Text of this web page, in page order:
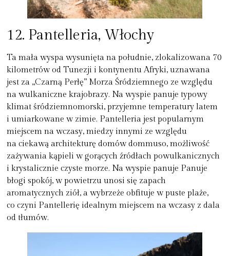
12. Pantelleria, Włochy
Ta mała wyspa wysunięta na południe, zlokalizowana 70
kilometrów od Tunezji i kontynentu Afryki, uznawana
jest za „Czarną Perłę” Morza Śródziemnego ze względu
na wulkaniczne krajobrazy. Na wyspie panuje typowy
klimat śródziemnomorski, przyjemne temperatury latem
i umiarkowane w zimie. Pantelleria jest popularnym
miejscem na wczasy, miedzy innymi ze względu
na ciekawą architekturę domów dommuso, możliwość
zażywania kąpieli w gorących źródłach powulkanicznych
i krystalicznie czyste morze. Na wyspie panuje Panuje
błogi spokój, w powietrzu unosi się zapach
aromatycznych ziół, a wybrzeże obfituje w puste plaże,
co czyni Pantellerię idealnym miejscem na wczasy z dala
od tłumów.